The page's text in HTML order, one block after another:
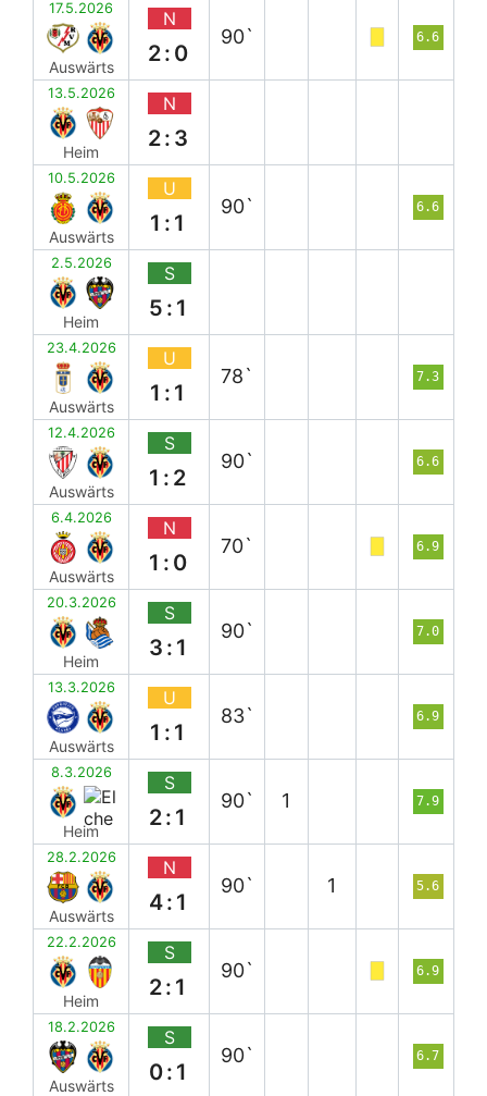
17.5.2026
Auswärts
N
2:0
90` 6.6
13.5.2026
Heim
N
2:3
10.5.2026
Auswärts
U
1:1
90` 6.6
2.5.2026
Heim
S
5:1
23.4.2026
Auswärts
U
1:1
78` 7.3
12.4.2026
Auswärts
S
1:2
90` 6.6
6.4.2026
Auswärts
N
1:0
70` 6.9
20.3.2026
Heim
S
3:1
90` 7.0
13.3.2026
Auswärts
U
1:1
83` 6.9
8.3.2026
Heim
S
2:1
90` 1 7.9
28.2.2026
Auswärts
N
4:1
90` 1 5.6
22.2.2026
Heim
S
2:1
90` 6.9
18.2.2026
Auswärts
S
0:1
90` 6.7